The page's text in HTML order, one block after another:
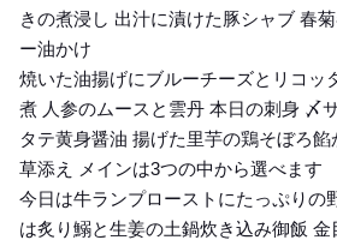
きの煮浸し 出汁に漬けた豚シャブ 春
ー油かけ
焼いた油揚げにブルーチーズとリコッ
煮 人参のムースと雲丹 本日の刺身 〆
タテ黄身醤油 揚げた里芋の鶏そぼろ
草添え メインは3つの中から選べます
今日は牛ランプローストにたっぷりの
は炙り鰯と生姜の土鍋炊き込み御飯